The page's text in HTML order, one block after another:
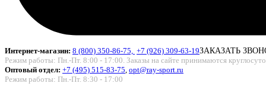
Интернет-магазин: 8 (800) 350-86-75, +7 (926) 309-63-19ЗАКАЗАТЬ
Режим работы: Пн.-Пт. 8:00 - 17:00. Заказы на сайте принимаются
Оптовый отдел: +7 (495) 515-83-75, opt@ray-sport.ru
Режим работы: Пн.-Пт. 8:30 - 17:00